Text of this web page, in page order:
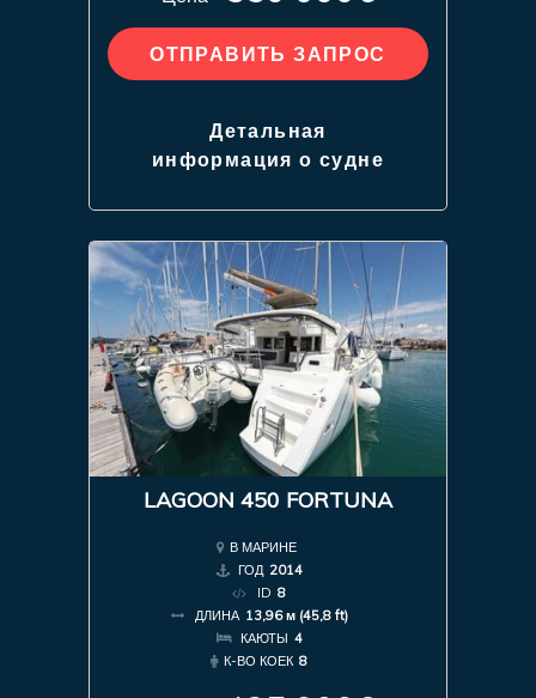
ОТПРАВИТЬ ЗАПРОС
Детальная
информация о судне
LAGOON 450 FORTUNA
В МАРИНЕ
ГОД 2014
ID 8
ДЛИНА 13,96 м (45,8 ft)
КАЮТЫ 4
К-ВО КОЕК 8